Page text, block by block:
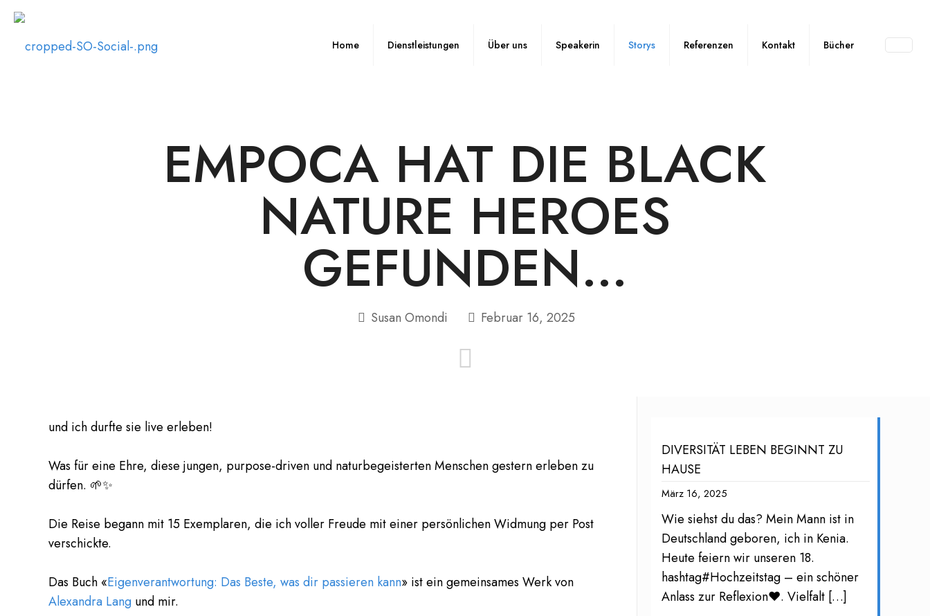
Home Dienstleistungen Über uns Speakerin Storys Referenzen Kontakt Bücher
EMPOCA HAT DIE BLACK
NATURE HEROES
GEFUNDEN…
Susan Omondi Februar 16, 2025
und ich durfte sie live erleben!
Was für eine Ehre, diese jungen, purpose-driven und naturbegeisterten Menschen gestern erleben zu
dürfen. 🌱✨
Die Reise begann mit 15 Exemplaren, die ich voller Freude mit einer persönlichen Widmung per Post
verschickte.
Das Buch «Eigenverantwortung: Das Beste, was dir passieren kann» ist ein gemeinsames Werk von
Alexandra Lang und mir.
DIVERSITÄT LEBEN BEGINNT ZU
HAUSE
März 16, 2025
Wie siehst du das? Mein Mann ist in
Deutschland geboren, ich in Kenia.
Heute feiern wir unseren 18.
hashtag#Hochzeitstag – ein schöner
Anlass zur Reflexion❤️. Vielfalt […]